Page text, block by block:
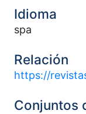
Idioma
spa
Relación
https://
Conjuntos